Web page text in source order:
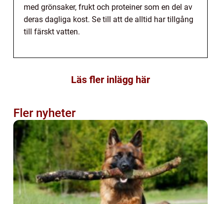
med grönsaker, frukt och proteiner som en del av
deras dagliga kost. Se till att de alltid har tillgång
till färskt vatten.
Läs fler inlägg här
Fler nyheter